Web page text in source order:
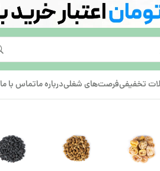
تخفیفیفرصت‌های شغلیدرباره ماتماس با ما